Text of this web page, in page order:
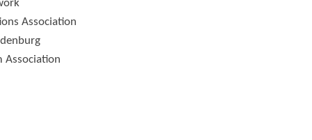
Association
Association